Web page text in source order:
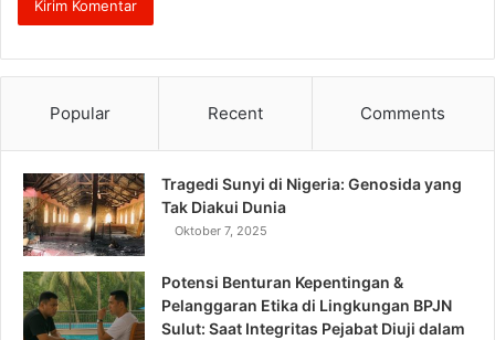
Popular Recent Comments
Tragedi Sunyi di Nigeria: Genosida yang
Tak Diakui Dunia
Oktober 7, 2025
Potensi Benturan Kepentingan &
Pelanggaran Etika di Lingkungan BPJN
Sulut: Saat Integritas Pejabat Diuji dalam